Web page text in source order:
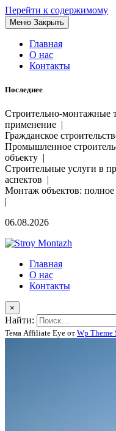
Перейти к содержимому
Меню Закрыть
Главная
О нас
Контакты
Последнее
Строительно-монтажные
применение |
Гражданское
Промышленное
объекту |
Строительные услуги в
аспектов |
Монтаж объектов: полное
|
06.08.2026
Главная
О нас
Контакты
×
Найти:
Тема Affiliate Eye от Wp Theme